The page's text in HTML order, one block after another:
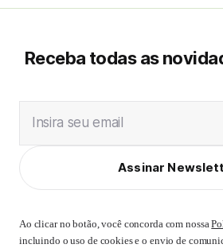
Receba todas as
Insira seu email
Assinar
Ao clicar no botão, você concorda com nossa
incluindo o uso de cookies e o envio de